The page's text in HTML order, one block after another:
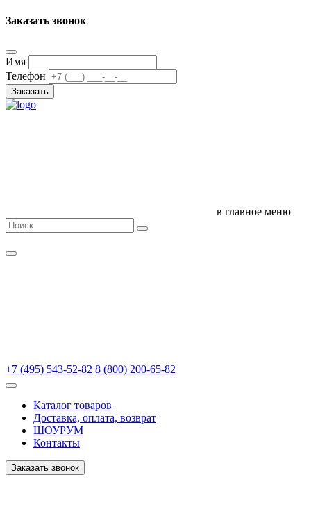
Заказать звонок
Имя
Телефон
Заказать
в главное меню
+7 (495) 543-52-82 8 (800) 200-65-82
Каталог товаров
Доставка, оплата, возврат
ШОУРУМ
Контакты
Заказать звонок